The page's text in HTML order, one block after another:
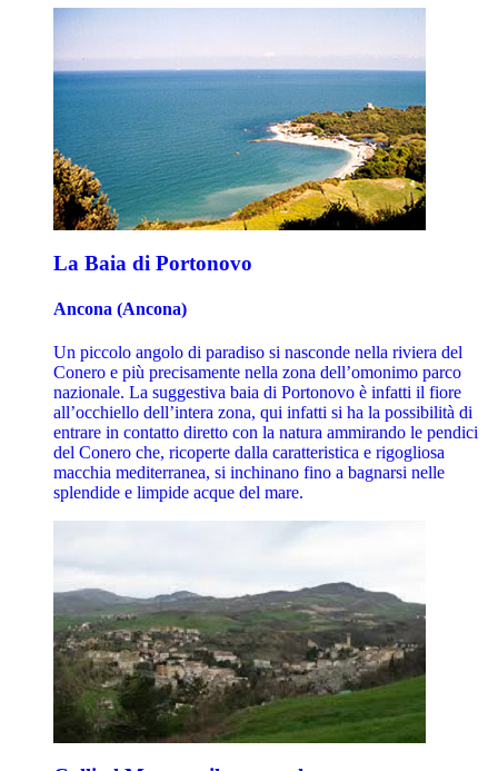
La Baia di Portonovo
Ancona (Ancona)
Un piccolo angolo di paradiso si nasconde nella riviera del
Conero e più precisamente nella zona dell’omonimo parco
nazionale. La suggestiva baia di Portonovo è infatti il fiore
all’occhiello dell’intera zona, qui infatti si ha la possibilità di
entrare in contatto diretto con la natura ammirando le pendici
del Conero che, ricoperte dalla caratteristica e rigogliosa
macchia mediterranea, si inchinano fino a bagnarsi nelle
splendide e limpide acque del mare.